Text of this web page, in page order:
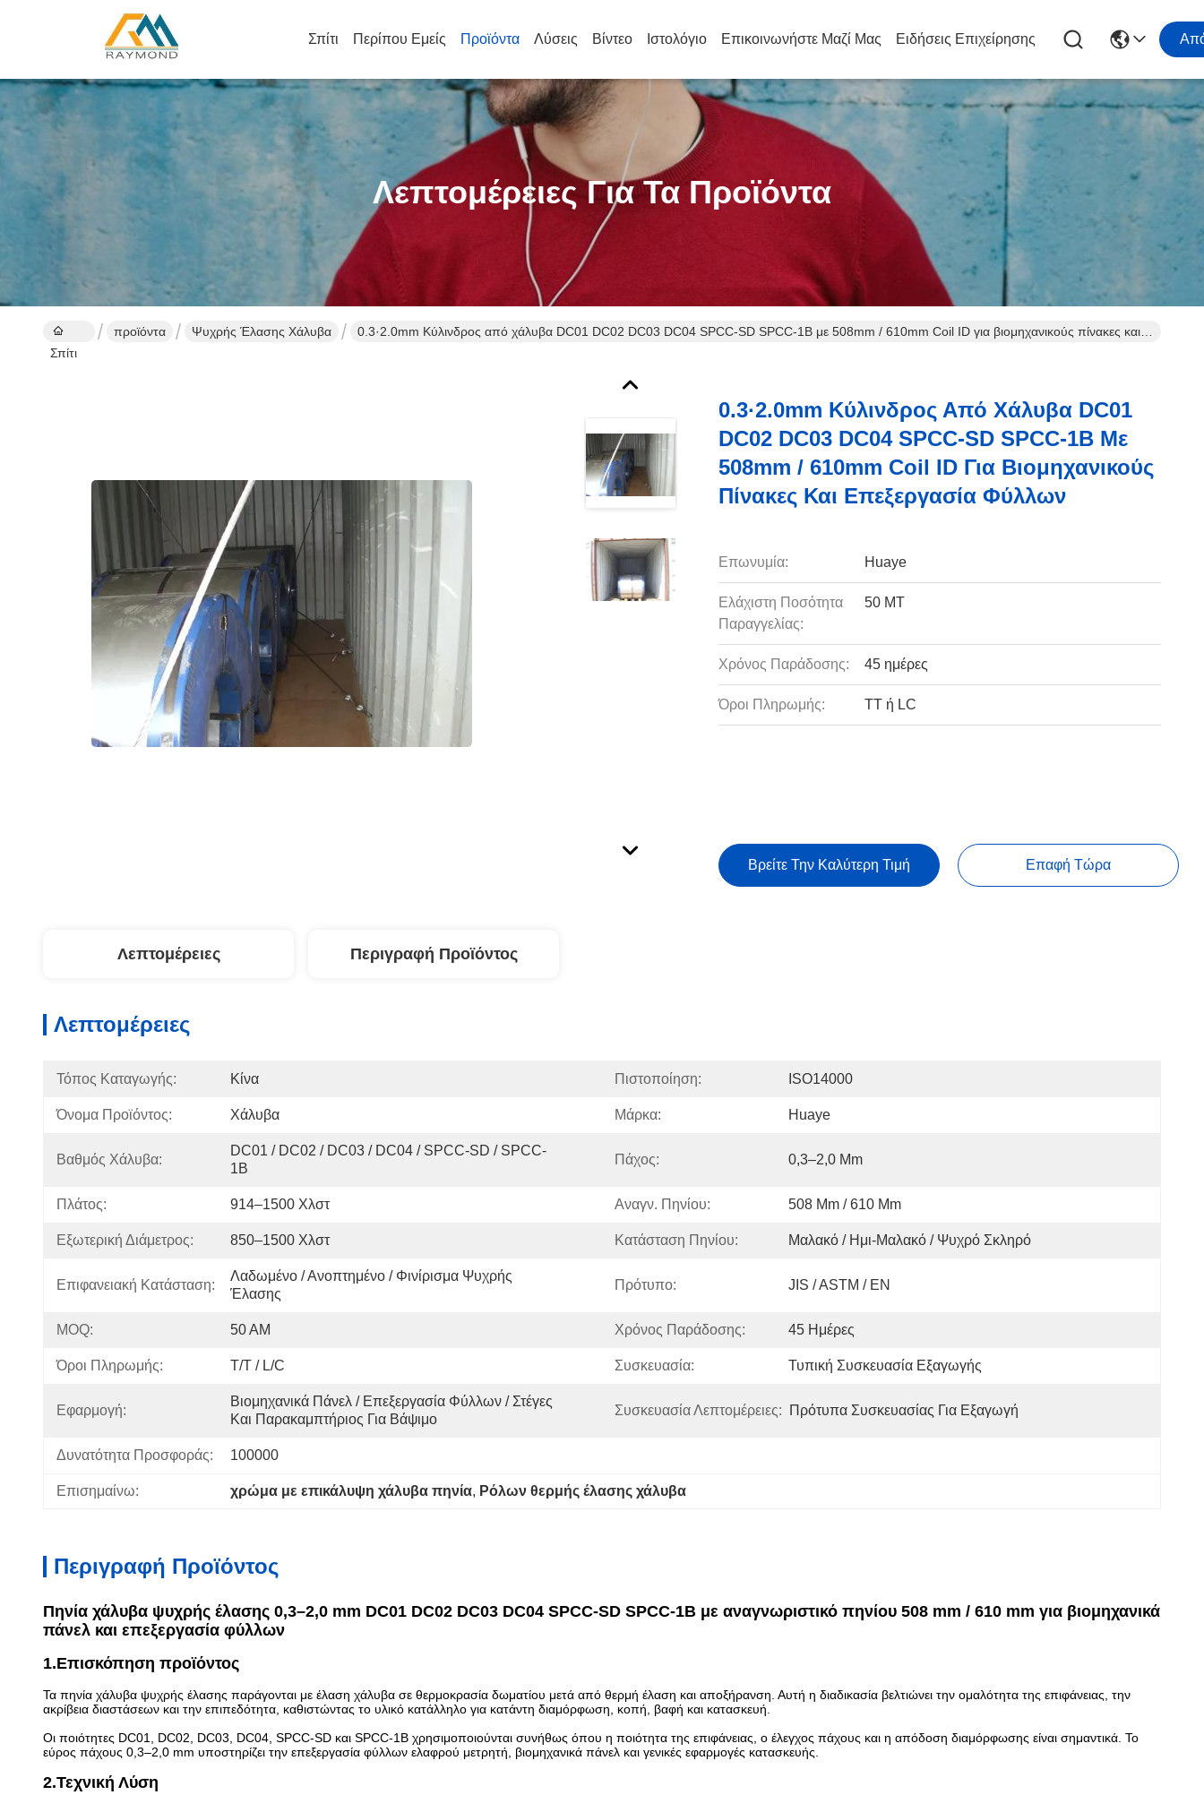
Σπίτι Περίπου Εμείς Προϊόντα Λύσεις Βίντεο Ιστολόγιο Επικοινωνήστε Μαζί Μας Ειδήσεις Επιχείρησης
Λεπτομέρειες Για Τα Προϊόντα
Σπίτι
προϊόντα Ψυχρής Έλασης Χάλυβα
0.3·2.0mm Κύλινδρος από χάλυβα DC01 DC02 DC03 DC04 SPCC-SD SPCC-1B με 508mm / 610mm Coil ID για βιομηχανικούς πίνακες και
0.3·2.0mm Κύλινδρος Από Χάλυβα DC01
DC02 DC03 DC04 SPCC-SD SPCC-1B Με
508mm / 610mm Coil ID Για Βιομηχανικούς
Πίνακες Και Επεξεργασία Φύλλων
Επωνυμία: Huaye
Ελάχιστη Ποσότητα
Παραγγελίας:
50 MT
Χρόνος Παράδοσης: 45 ημέρες
Όροι Πληρωμής: TT ή LC
Βρείτε Την Καλύτερη Τιμή Επαφή Τώρα
Λεπτομέρειες Περιγραφή Προϊόντος
Λεπτομέρειες
Τόπος Καταγωγής: Κίνα Πιστοποίηση: ISO14000
Όνομα Προϊόντος: Χάλυβα Μάρκα: Huaye
Βαθμός Χάλυβα:
DC01 / DC02 / DC03 / DC04 / SPCC-SD / SPCC-
1B
Πάχος: 0,3–2,0 Mm
Πλάτος: 914–1500 Χλστ Αναγν. Πηνίου: 508 Mm / 610 Mm
Εξωτερική Διάμετρος: 850–1500 Χλστ Κατάσταση Πηνίου: Μαλακό / Ημι-Μαλακό / Ψυχρό Σκληρό
Επιφανειακή Κατάσταση:
Λαδωμένο / Ανοπτημένο / Φινίρισμα Ψυχρής
Έλασης
Πρότυπο: JIS / ASTM / EN
MOQ: 50 ΑΜ Χρόνος Παράδοσης: 45 Ημέρες
Όροι Πληρωμής: T/T / L/C Συσκευασία: Τυπική Συσκευασία Εξαγωγής
Εφαρμογή:
Βιομηχανικά Πάνελ / Επεξεργασία Φύλλων / Στέγες
Και Παρακαμπτήριος Για Βάψιμο
Συσκευασία Λεπτομέρειες: Πρότυπα Συσκευασίας Για Εξαγωγή
Δυνατότητα Προσφοράς: 100000
Επισημαίνω: χρώμα με επικάλυψη χάλυβα πηνία, Ρόλων θερμής έλασης χάλυβα
Περιγραφή Προϊόντος
Πηνία χάλυβα ψυχρής έλασης 0,3–2,0 mm DC01 DC02 DC03 DC04 SPCC-SD SPCC-1B με αναγνωριστικό πηνίου 508 mm / 610 mm για βιομηχανικά
πάνελ και επεξεργασία φύλλων
1.Επισκόπηση προϊόντος
Τα πηνία χάλυβα ψυχρής έλασης παράγονται με έλαση χάλυβα σε θερμοκρασία δωματίου μετά από θερμή έλαση και αποξήρανση. Αυτή η διαδικασία βελτιώνει την ομαλότητα της επιφάνειας, την
ακρίβεια διαστάσεων και την επιπεδότητα, καθιστώντας το υλικό κατάλληλο για κατάντη διαμόρφωση, κοπή, βαφή και κατασκευή.
Οι ποιότητες DC01, DC02, DC03, DC04, SPCC-SD και SPCC-1B χρησιμοποιούνται συνήθως όπου η ποιότητα της επιφάνειας, ο έλεγχος πάχους και η απόδοση διαμόρφωσης είναι σημαντικά. Το
εύρος πάχους 0,3–2,0 mm υποστηρίζει την επεξεργασία φύλλων ελαφρού μετρητή, βιομηχανικά πάνελ και γενικές εφαρμογές κατασκευής.
2.Τεχνική Λύση